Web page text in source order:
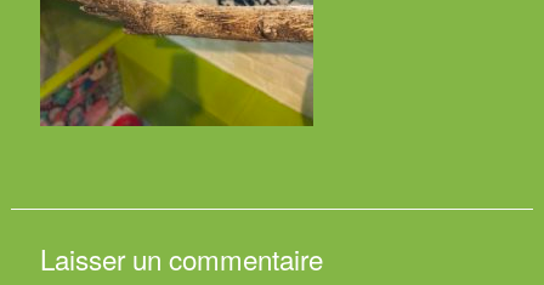
Laisser un commentaire